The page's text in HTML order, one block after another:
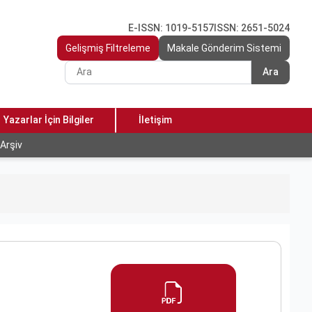
E-ISSN: 1019-5157 ISSN: 2651-5024
Gelişmiş Filtreleme
Makale Gönderim Sistemi
Ara
Yazarlar İçin Bilgiler İletişim
Arşiv